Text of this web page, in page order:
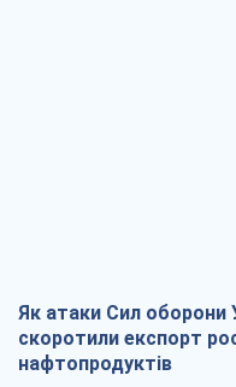
Як атаки Сил оборони
скоротили експорт
нафтопродуктів